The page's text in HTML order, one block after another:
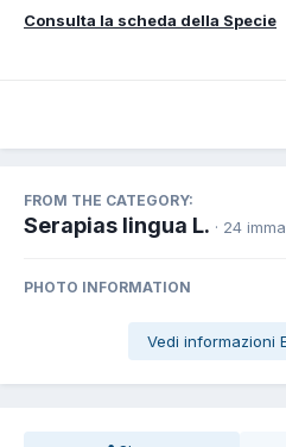
Consulta la scheda della Specie
FROM THE CATEGORY:
Serapias lingua L. · 24
PHOTO INFORMATION
Vedi informazioni